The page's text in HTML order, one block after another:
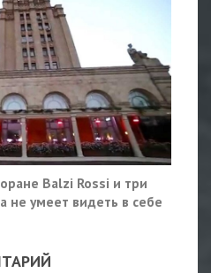
Balzi Rossi и три
не умеет видеть в себе